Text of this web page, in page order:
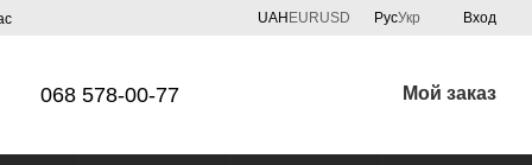
UAH EURUSD РусУкр Вход
068 578-00-77 Мой заказ